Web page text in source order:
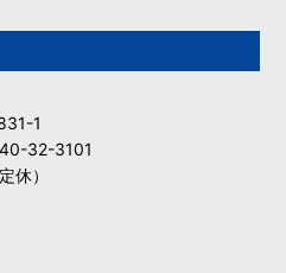
1
32-3101
休）